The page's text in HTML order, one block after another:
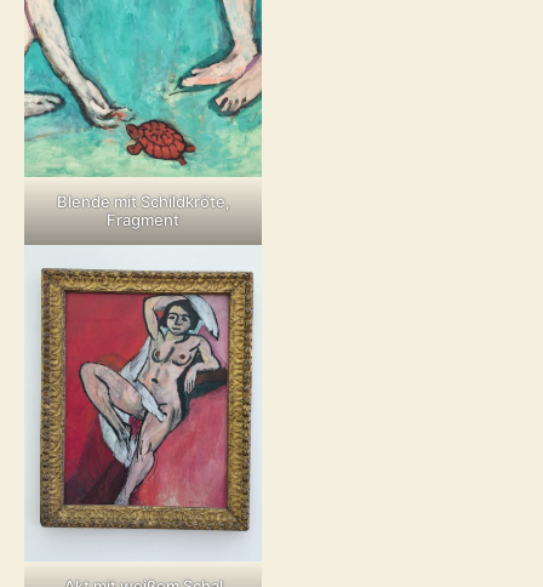
Blende mit Schildkröte,
Fragment